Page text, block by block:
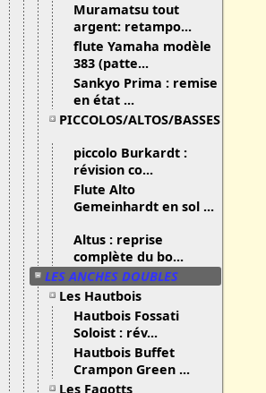
Muramatsu tout
argent: retampo...
flute Yamaha modèle
383 (patte...
Sankyo Prima : remise
en état ...
PICCOLOS/ALTOS/BASSES
piccolo Burkardt :
révision co...
Flute Alto
Gemeinhardt en sol ...
Altus : reprise
complète du bo...
LES ANCHES DOUBLES
Les Hautbois
Hautbois Fossati
Soloist : rév...
Hautbois Buffet
Crampon Green ...
Les Fagotts